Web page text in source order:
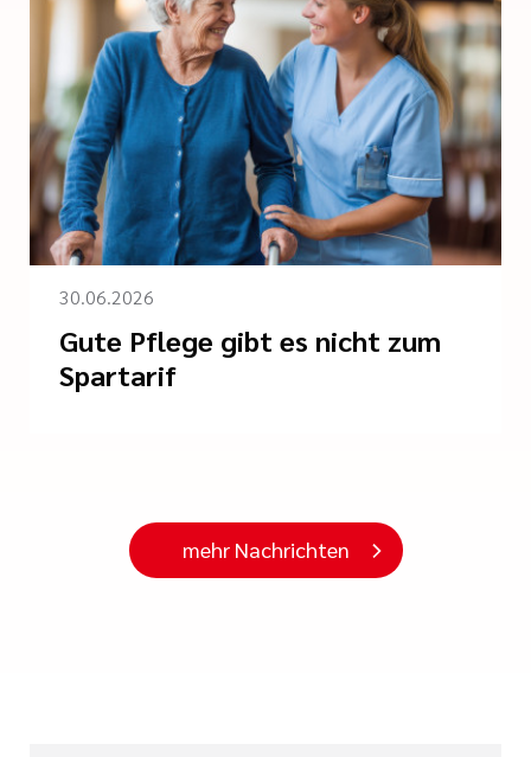
30.06.2026
Gute Pflege gibt es nicht zum
Spartarif
mehr Nachrichten